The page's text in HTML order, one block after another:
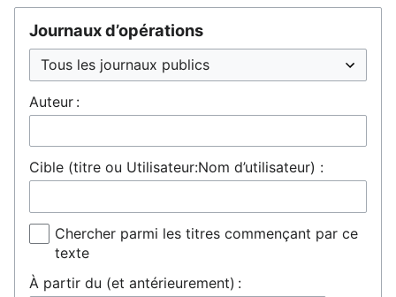
Journaux d’opérations
Auteur :
Cible (titre ou Utilisateur:Nom d’utilisateur) :
Chercher parmi les titres commençant par ce
texte
À partir du (et antérieurement) :